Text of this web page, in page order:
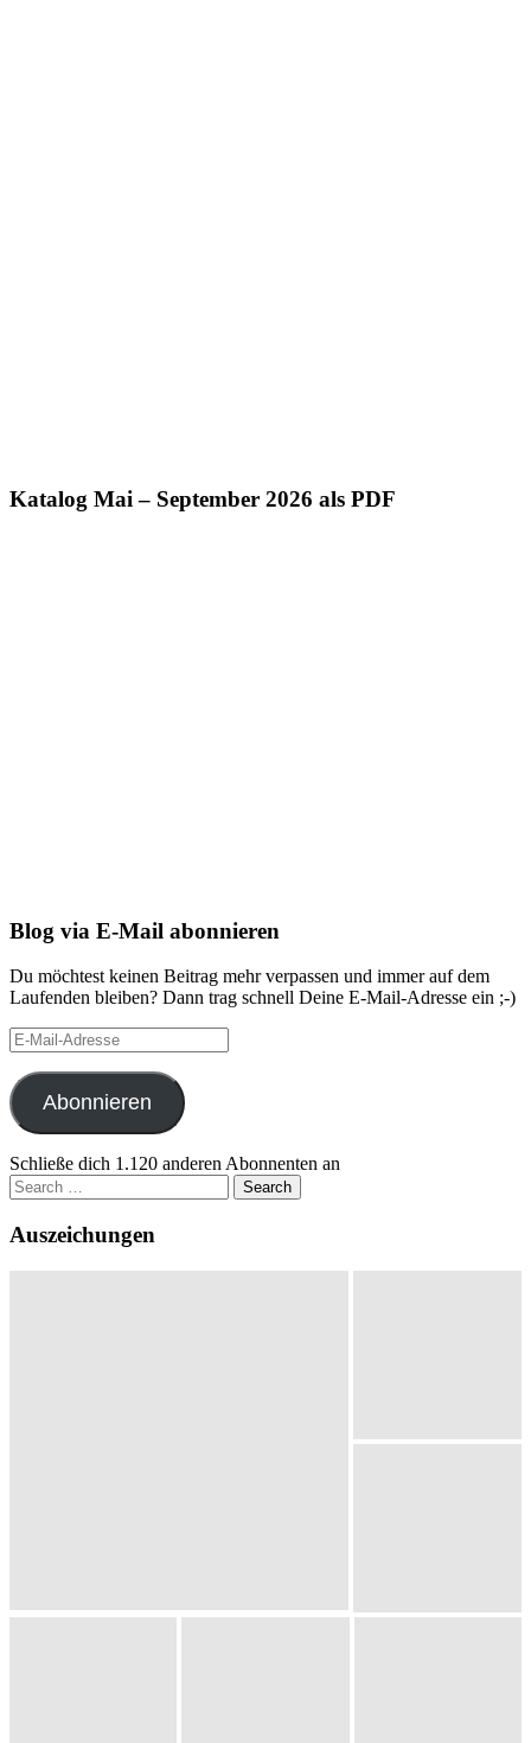
Katalog Mai – September 2026 als PDF
Blog via E-Mail abonnieren
Du möchtest keinen Beitrag mehr verpassen und immer auf dem
Laufenden bleiben? Dann trag schnell Deine E-Mail-Adresse ein ;-)
E-
Mail-
Adresse
Abonnieren
Schließe dich 1.120 anderen Abonnenten an
Search
for:
Auszeichungen